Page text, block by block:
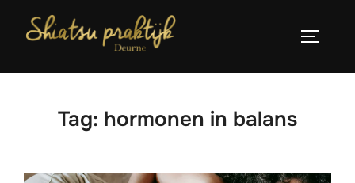
inhoud
Tag: hormonen in balans